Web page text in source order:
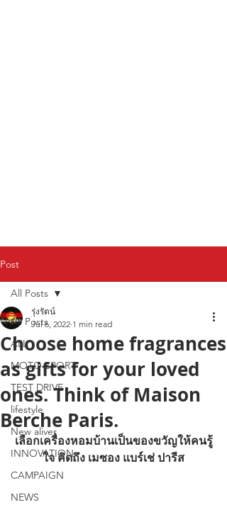
Post
All Posts
ALL
MOTO SPORT
TEST DRIVE
lifestyle
New aliver
INNOVATION
CAMPAIGN
NEWS
All Posts
Choose home fragrances
as gifts for your loved
ones. Think of Maison
Berche Paris.
รุ่งรัตน์
Jul 6, 2022 1 min read
เลือกเครื่องหอมบ้านเป็นของขวัญให้คนรู้
ใจ คิดถึง เมซอง แบร์เช่ ปารีส